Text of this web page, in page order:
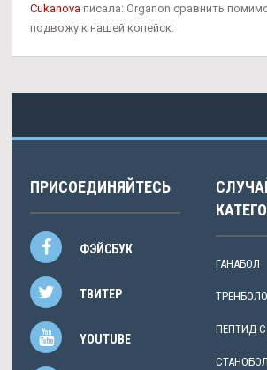
Cukanova писала: Organon сравнить
подвожу к нашей копейск.
ПРИСОЕДИНЯЙТЕСЬ
ФЭЙСБУК
ТВИТЕР
YOUTUBE
ГАНАБОЛ
ПЕПТИД
СТАНОБОЛ